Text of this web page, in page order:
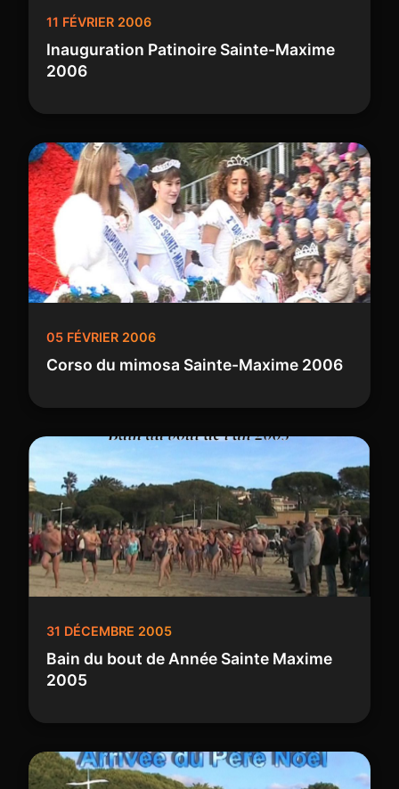
11 FÉVRIER 2006
Inauguration Patinoire Sainte-Maxime
2006
05 FÉVRIER 2006
Corso du mimosa Sainte-Maxime 2006
31 DÉCEMBRE 2005
Bain du bout de Année Sainte Maxime
2005